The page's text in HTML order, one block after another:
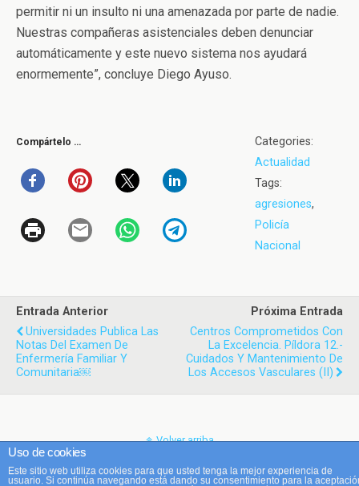
permitir ni un insulto ni una amenazada por parte de nadie.
Nuestras compañeras asistenciales deben denunciar
automáticamente y este nuevo sistema nos ayudará
enormemente”, concluye Diego Ayuso.
Compártelo …
Categories:
Actualidad
Tags:
agresiones,
Policía
Nacional
Entrada Anterior
Universidades Publica Las
Notas Del Examen De
Enfermería Familiar Y
Comunitaria￼
Próxima Entrada
Centros Comprometidos Con
La Excelencia. Píldora 12.-
Cuidados Y Mantenimiento De
Los Accesos Vasculares (II)
Volver arriba
Móvil Escritorio
Uso de cookies
Este sitio web utiliza cookies para que usted tenga la mejor experiencia de
usuario. Si continúa navegando está dando su consentimiento para la